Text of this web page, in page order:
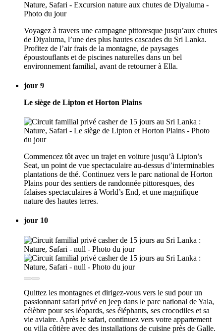
Voyagez à travers une campagne pittoresque jusqu’aux chutes
de Diyaluma, l’une des plus hautes cascades du Sri Lanka.
Profitez de l’air frais de la montagne, de paysages
époustouflants et de piscines naturelles dans un bel
environnement familial, avant de retourner à Ella.
jour 9
Le siège de Lipton et Horton Plains
Commencez tôt avec un trajet en voiture jusqu’à Lipton’s
Seat, un point de vue spectaculaire au-dessus d’interminables
plantations de thé. Continuez vers le parc national de Horton
Plains pour des sentiers de randonnée pittoresques, des
falaises spectaculaires à World’s End, et une magnifique
nature des hautes terres.
jour 10
Quittez les montagnes et dirigez-vous vers le sud pour un
passionnant safari privé en jeep dans le parc national de Yala,
célèbre pour ses léopards, ses éléphants, ses crocodiles et sa
vie aviaire. Après le safari, continuez vers votre appartement
ou villa côtière avec des installations de cuisine près de Galle.